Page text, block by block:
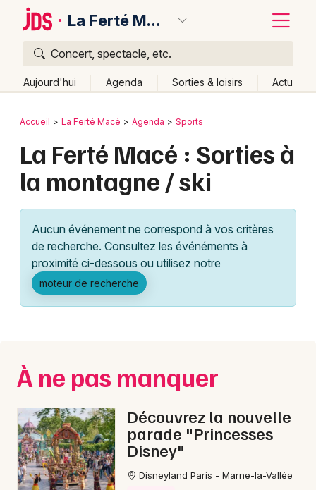
La Ferté Macé
Concert, spectacle, etc.
Aujourd'hui Agenda Sorties & loisirs Actu
Publier un événement
Grands événements
Activité & Expérience
Manifestations
Foires & salons
Concerts
Sports
Soirées
Sorties famille
Bordeaux
Colmar
Lille
Lyon
Marseille
Mulhouse
Nice
Paris
Strasbourg
Toulouse
Retour
Accueil La Ferté Macé Agenda Sports
La Ferté Macé : Sorties à
la montagne / ski
Aucun événement ne correspond à vos critères
de recherche. Consultez les événéments à
proximité ci-dessous ou utilisez notre
moteur de recherche
À ne pas manquer
Découvrez la nouvelle
parade "Princesses
Disney"
Disneyland Paris - Marne-la-Vallée
Quoi ?
Où ?
Basse-Normandie
Partout
Près de moi
Changer de lieu
Aujourd'hui
Demain Ce week-end Autre